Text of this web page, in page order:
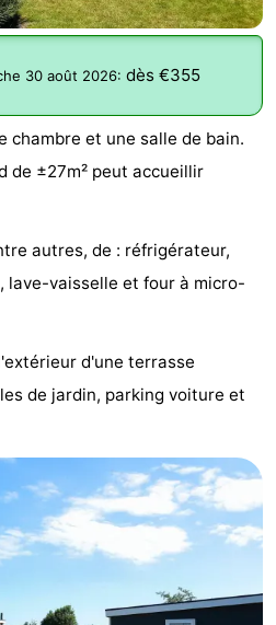
30 août 2026: dès €355
chambre et une salle de bain.
de ±27m² peut accueillir
autres, de : réfrigérateur,
lave-vaisselle et four à micro-
d'une terrasse
de jardin, parking voiture et